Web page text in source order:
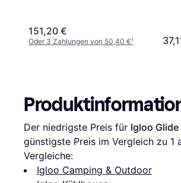
151,20 €
Oder 3 Zahlungen von 50,40 €¹
Der niedrigste Preis für Igloo Glide
günstigste Preis im Vergleich zu 1
Vergleiche:
Igloo Camping & Outdoor